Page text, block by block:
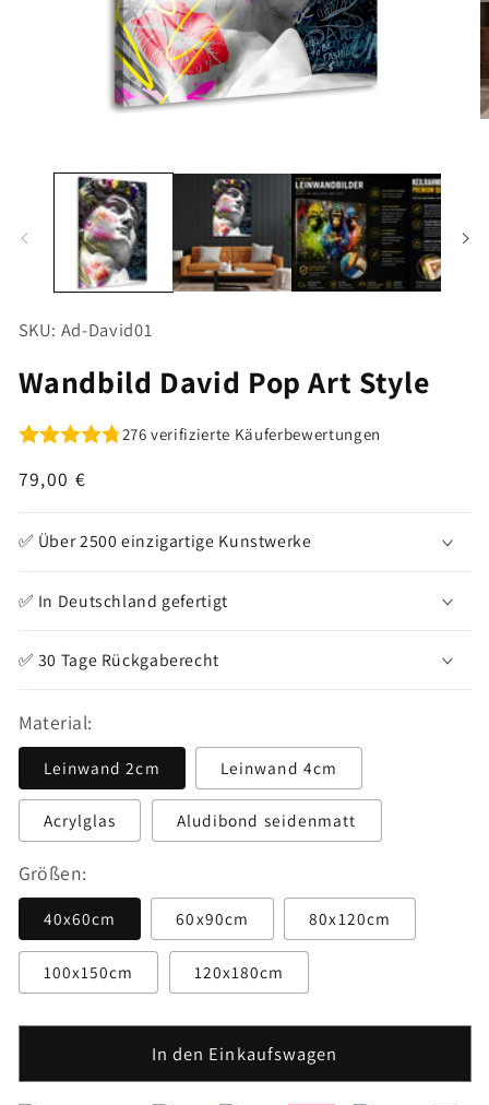
Modal
SKU: Ad-David01
Wandbild David Pop Art Style
276 verifizierte Käuferbewertungen
Normaler
79,00 €
✅ Über 2500 einzigartige Kunstwerke
✅ In Deutschland gefertigt
✅ 30 Tage Rückgaberecht
Material:
Leinwand 2cm Leinwand 4cm
Acrylglas Aludibond seidenmatt
Größen:
40x60cm 60x90cm 80x120cm
100x150cm 120x180cm
In den Einkaufswagen